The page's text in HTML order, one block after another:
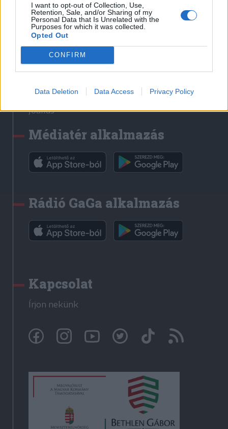
I want to opt-out of Collection, Use,
Retention, Sale, and/or Sharing of my
Personal Data that Is Unrelated with the
Purposes for which it was collected.
Opted Out
CONFIRM
Data Deletion Data Access Privacy Policy
Liget
Krónika
Bihari Napló
Erdélyi Napló
Főtér
Rádió GaGa
Jóállás
Médiatér alkalmazás
Rádió GaGa alkalmazás
Kapcsolat
Írjon nekünk